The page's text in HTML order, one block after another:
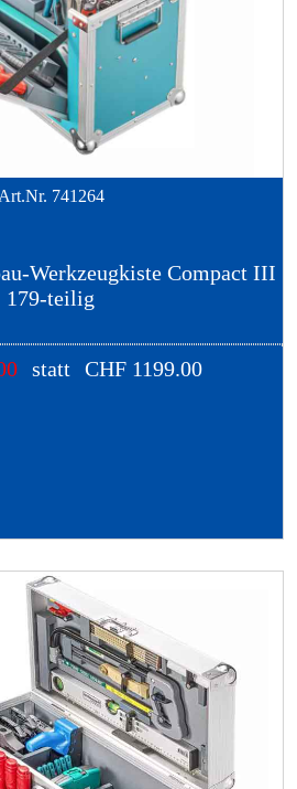
Art.Nr. 741264
Werkzeugkiste Compact III
179-teilig
statt CHF 1199.00